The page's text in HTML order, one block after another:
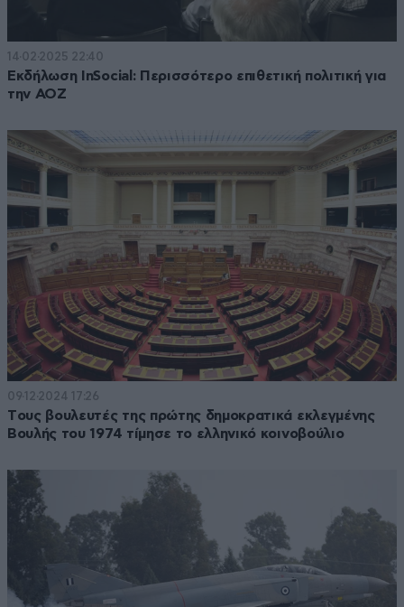
14·02·2025 22:40
Eκδήλωση InSocial: Περισσότερο επιθετική πολιτική για
την ΑΟΖ
09·12·2024 17:26
Tους βουλευτές της πρώτης δημοκρατικά εκλεγμένης
Βουλής του 1974 τίμησε το ελληνικό κοινοβούλιο